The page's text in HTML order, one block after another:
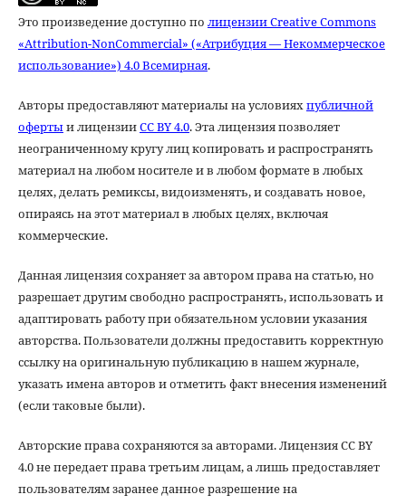
Это произведение доступно по лицензии Creative Commons
«Attribution-NonCommercial» («Атрибуция — Некоммерческое
использование») 4.0 Всемирная.
Авторы предоставляют материалы на условияхпубличной
офертыи лицензииCC BY 4.0. Эта лицензия позволяет
неограниченному кругу лиц копировать и распространять
материал на любом носителе и в любом формате в любых
целях, делать ремиксы, видоизменять, и создавать новое,
опираясь на этот материал в любых целях, включая
коммерческие.
Данная лицензия сохраняет за автором права на статью, но
разрешает другим свободно распространять, использовать и
адаптировать работу при обязательном условии указания
авторства. Пользователи должны предоставить корректную
ссылку на оригинальную публикацию в нашем журнале,
указать имена авторов и отметить факт внесения изменений
(если таковые были).
Авторские права сохраняются за авторами. Лицензия CC BY
4.0 не передает права третьим лицам, а лишь предоставляет
пользователям заранее данное разрешение на